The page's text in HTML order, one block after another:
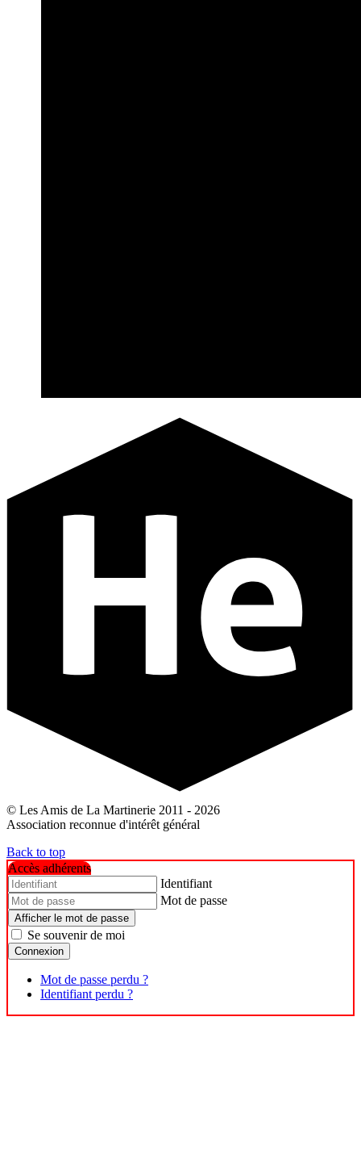
© Les Amis de La Martinerie 2011 - 2026
Association reconnue d'intérêt général
Back to top
Accès adhérents
Identifiant
Mot de passe
Afficher le mot de passe
Se souvenir de moi
Connexion
Mot de passe perdu ?
Identifiant perdu ?